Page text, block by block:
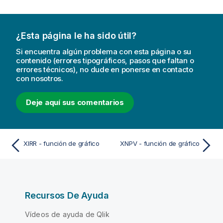
¿Esta página le ha sido útil?
Si encuentra algún problema con esta página o su
contenido (errores tipográficos, pasos que faltan o
errores técnicos), no dude en ponerse en contacto
con nosotros.
Deje aquí sus comentarios
XIRR - función de gráfico XNPV - función de gráfico
Recursos De Ayuda
Vídeos de ayuda de Qlik